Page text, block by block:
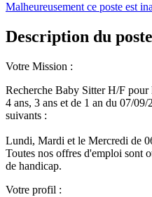
Malheureusement ce poste est
Description du poste
Votre Mission :
Recherche Baby Sitter H/F pour
4 ans, 3 ans et de 1 an du 07/
suivants :
Lundi, Mardi et le Mercredi de
Toutes nos offres d'emploi sont
de handicap.
Votre profil :